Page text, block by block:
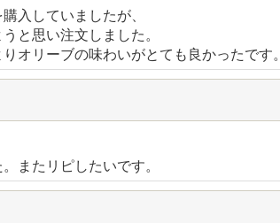
入していましたが、
と思い注文しました。
オリーブの味わいがとても良かったです。
またリピしたいです。